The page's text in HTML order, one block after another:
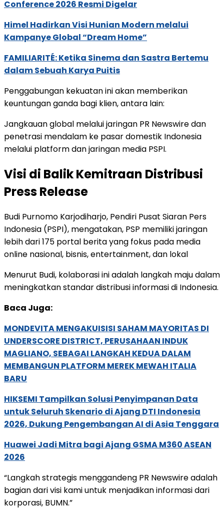
Conference 2026 Resmi Digelar
Himel Hadirkan Visi Hunian Modern melalui
Kampanye Global “Dream Home”
FAMILIARITÉ: Ketika Sinema dan Sastra Bertemu
dalam Sebuah Karya Puitis
Penggabungan kekuatan ini akan memberikan
keuntungan ganda bagi klien, antara lain:
Jangkauan global melalui jaringan PR Newswire dan
penetrasi mendalam ke pasar domestik Indonesia
melalui platform dan jaringan media PSPI.
Visi di Balik Kemitraan Distribusi
Press Release
Budi Purnomo Karjodiharjo, Pendiri Pusat Siaran Pers
Indonesia (PSPI), mengatakan, PSP memiliki jaringan
lebih dari 175 portal berita yang fokus pada media
online nasional, bisnis, entertainment, dan lokal
Menurut Budi, kolaborasi ini adalah langkah maju dalam
meningkatkan standar distribusi informasi di Indonesia.
Baca Juga:
MONDEVITA MENGAKUISISI SAHAM MAYORITAS DI
UNDERSCORE DISTRICT, PERUSAHAAN INDUK
MAGLIANO, SEBAGAI LANGKAH KEDUA DALAM
MEMBANGUN PLATFORM MEREK MEWAH ITALIA
BARU
HIKSEMI Tampilkan Solusi Penyimpanan Data
untuk Seluruh Skenario di Ajang DTI Indonesia
2026, Dukung Pengembangan AI di Asia Tenggara
Huawei Jadi Mitra bagi Ajang GSMA M360 ASEAN
2026
“Langkah strategis menggandeng PR Newswire adalah
bagian dari visi kami untuk menjadikan informasi dari
korporasi, BUMN.”